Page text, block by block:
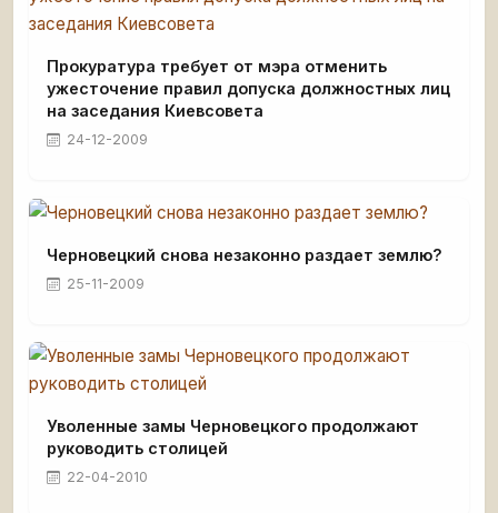
Прокуратура требует от мэра отменить
ужесточение правил допуска должностных лиц
на заседания Киевсовета
24-12-2009
Черновецкий снова незаконно раздает землю?
25-11-2009
Уволенные замы Черновецкого продолжают
руководить столицей
22-04-2010